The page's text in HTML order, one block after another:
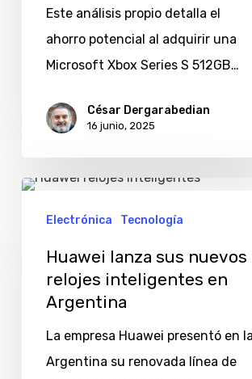
Argentina?
Este análisis propio detalla el
ahorro potencial al adquirir una
Microsoft Xbox Series S 512GB…
César Dergarabedian
16 junio, 2025
Huawei
lanza
nuevos
relojes
Argentina
Electrónica Tecnología
Huawei lanza sus nuevos
relojes inteligentes en
Argentina
La empresa Huawei presentó en la
Argentina su renovada línea de